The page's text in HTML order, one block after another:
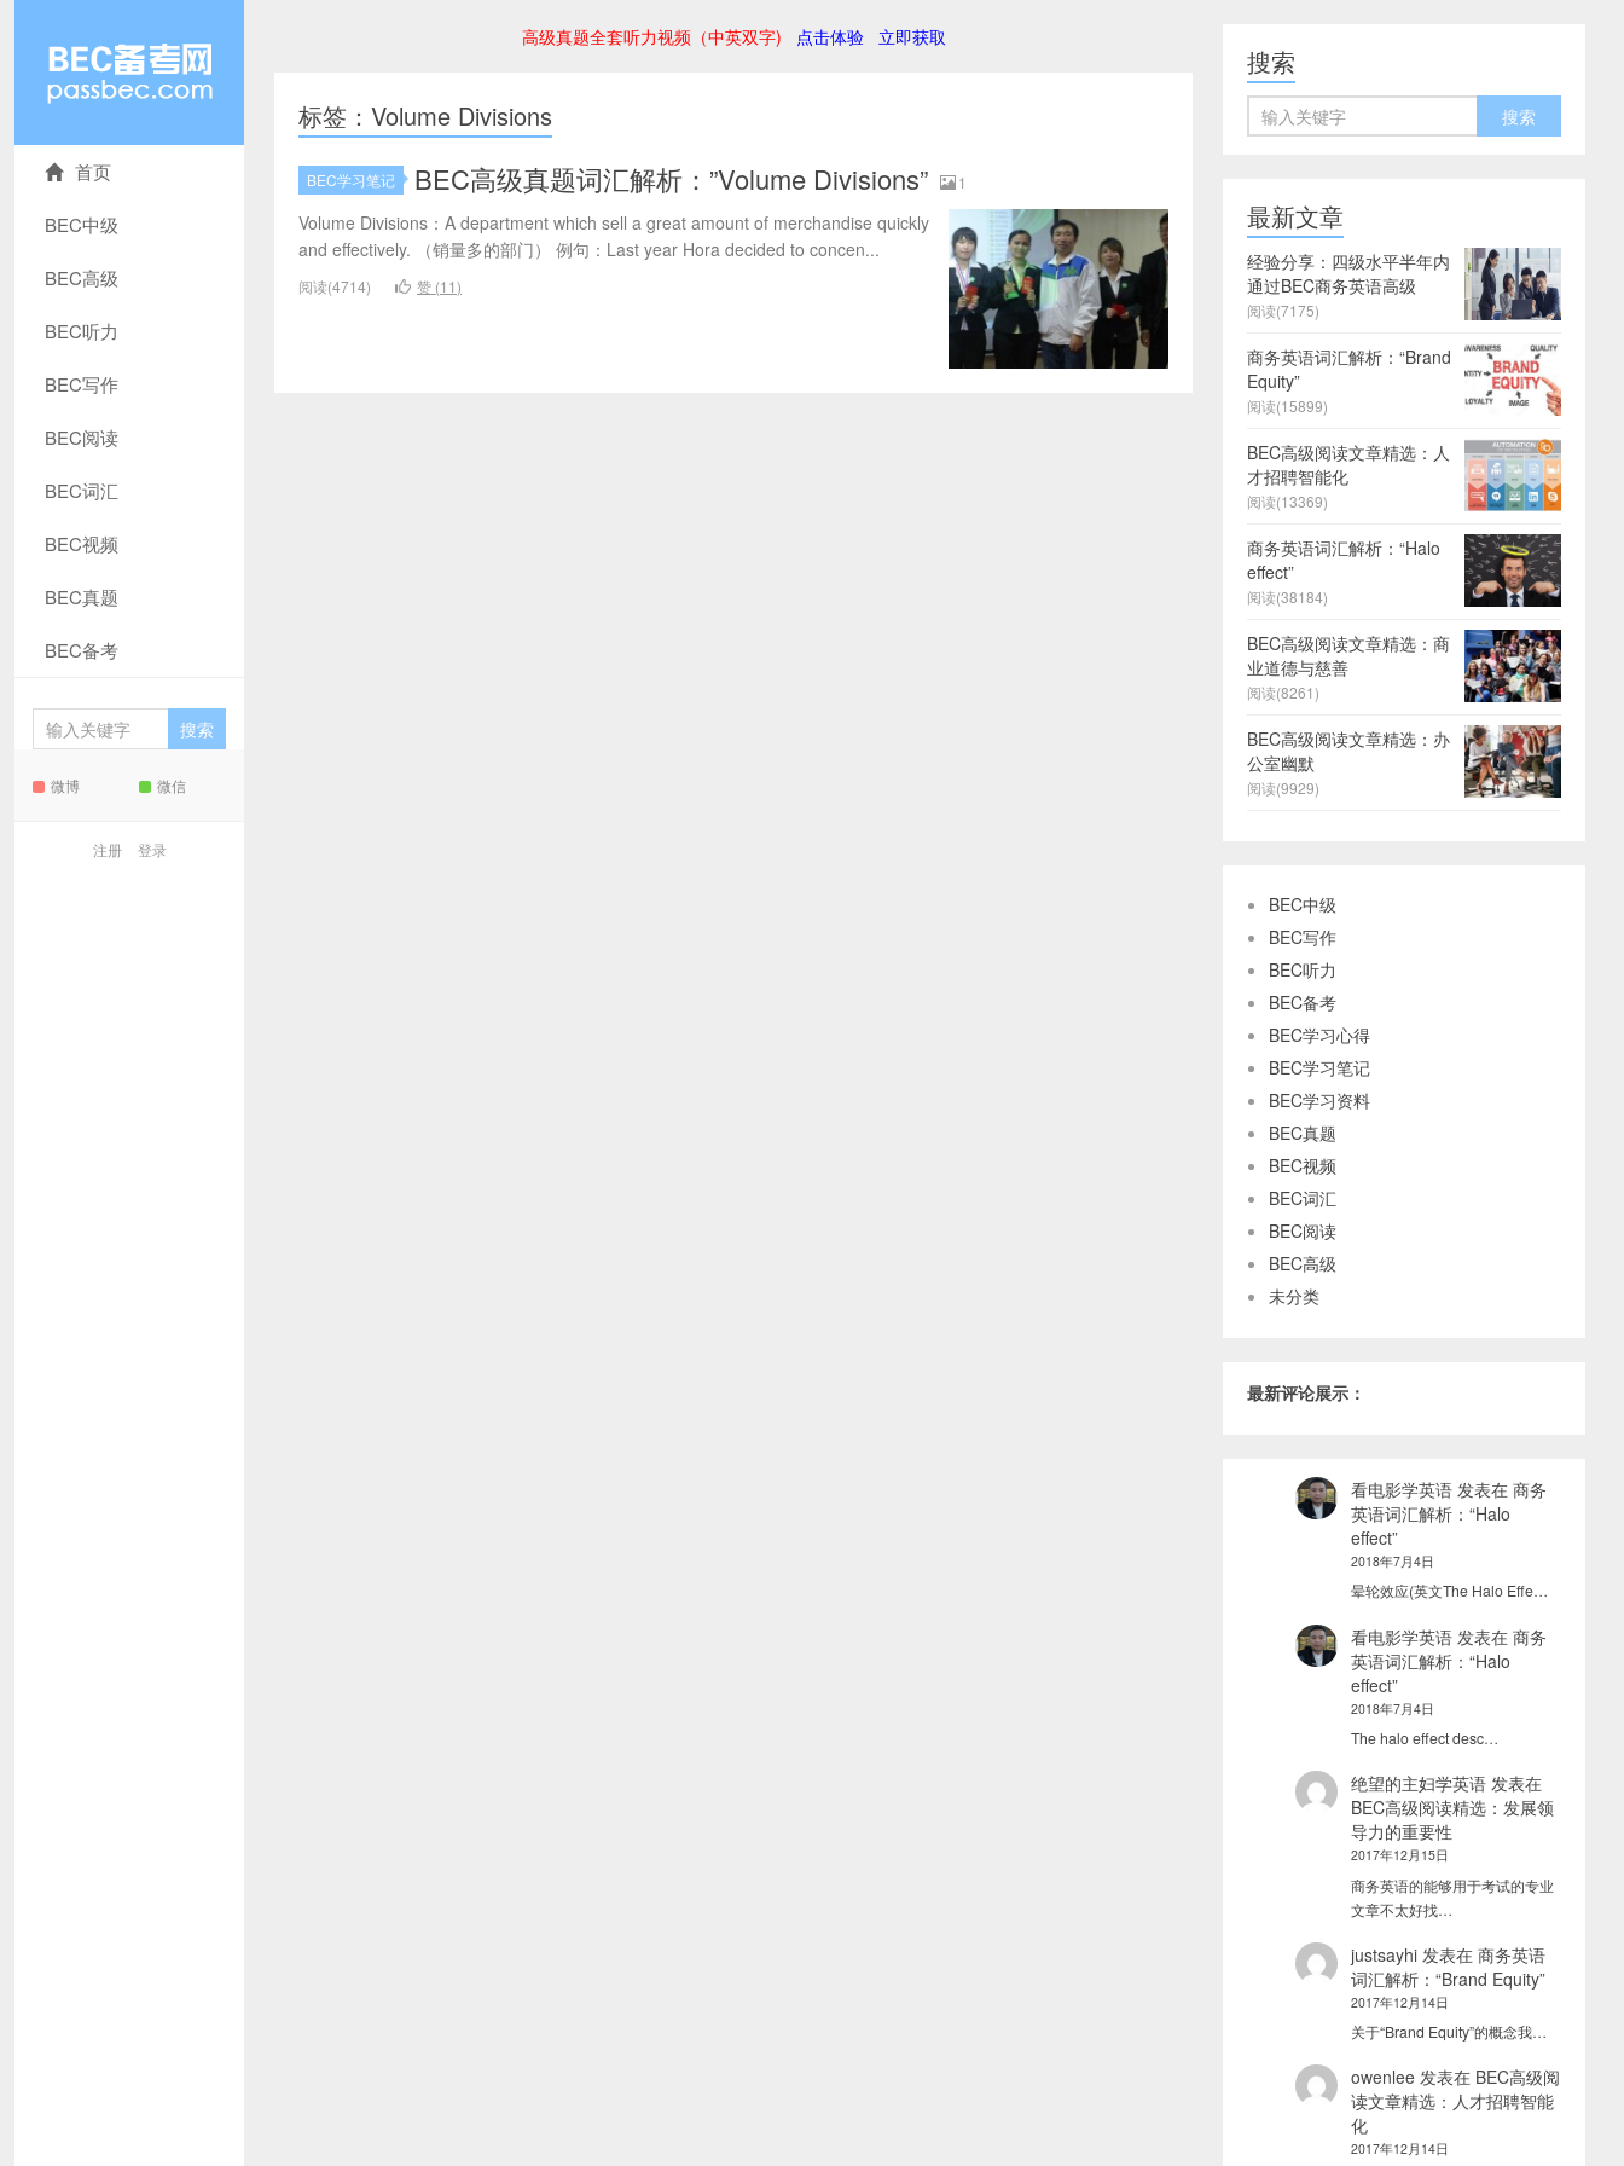
首页
BEC中级
BEC高级
BEC听力
BEC写作
BEC阅读
BEC词汇
BEC视频
BEC真题
BEC备考
微博 微信
注册 登录
高级真题全套听力视频（中英双字) 点击体验 立即获取
标签：Volume Divisions
BEC学习笔记 BEC高级真题词汇解析：”Volume Divisions” 1
Volume Divisions：A department which sell a great amount of merchandise quickly
and effectively. （销量多的部门） 例句：Last year Hora decided to concen...
阅读(4714) 赞 (11)
搜索
最新文章
经验分享：四级水平半年内
通过BEC商务英语高级
阅读(7175)
商务英语词汇解析：“Brand
Equity”
阅读(15899)
BEC高级阅读文章精选：人
才招聘智能化
阅读(13369)
商务英语词汇解析：“Halo
effect”
阅读(38184)
BEC高级阅读文章精选：商
业道德与慈善
阅读(8261)
BEC高级阅读文章精选：办
公室幽默
阅读(9929)
BEC中级
BEC写作
BEC听力
BEC备考
BEC学习心得
BEC学习笔记
BEC学习资料
BEC真题
BEC视频
BEC词汇
BEC阅读
BEC高级
未分类
最新评论展示：
看电影学英语发表在 商务
英语词汇解析：“Halo
effect”
2018年7月4日
晕轮效应(英文The Halo Effe…
看电影学英语发表在 商务
英语词汇解析：“Halo
effect”
2018年7月4日
The halo effect desc…
绝望的主妇学英语发表在
BEC高级阅读精选：发展领
导力的重要性
2017年12月15日
商务英语的能够用于考试的专业
文章不太好找…
justsayhi发表在 商务英语
词汇解析：“Brand Equity”
2017年12月14日
关于“Brand Equity”的概念我…
owenlee发表在 BEC高级阅
读文章精选：人才招聘智能
化
2017年12月14日